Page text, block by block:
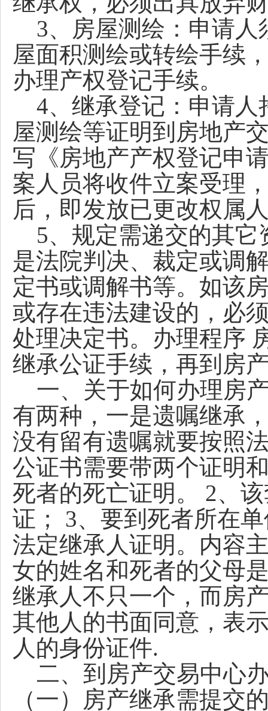
3、房屋测绘：申请人
屋面积测绘或转绘手续
办理产权登记手续。
4、继承登记：申请人
屋测绘等证明到房地产
写《房地产产权登记申
案人员将收件立案受理
后，即发放已更改权属
5、规定需递交的其它
是法院判决、裁定或调
定书或调解书等。如该
或存在违法建设的，必
处理决定书。办理程序
继承公证手续，再到房
一、关于如何办理房
有两种，一是遗嘱继承
没有留有遗嘱就要按照
公证书需要带两个证明
死者的死亡证明。 2、
证； 3、要到死者所在
法定继承人证明。内容
女的姓名和死者的父母
继承人不只一个，而房
其他人的书面同意，表
人的身份证件.
二、到房产交易中心
（一）房产继承需提交